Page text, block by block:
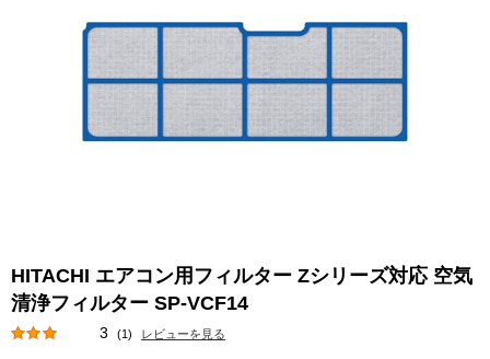
HITACHI エアコン用フィルター Zシリーズ対応 空気
清浄フィルター SP-VCF14
3 (1) レビューを見る